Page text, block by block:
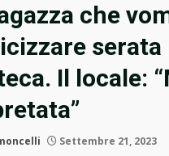
che
serata
Il locale:
Settembre 21, 2023